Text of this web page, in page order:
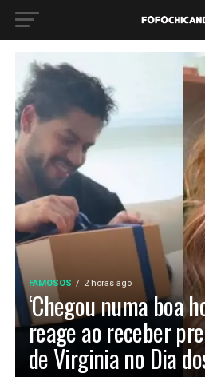
FAMOSOS 2 horas ago
‘Chegou numa boa
reage ao receber
de Virginia no Dia